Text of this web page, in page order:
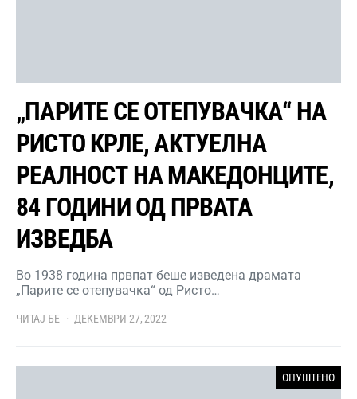
„ПАРИТЕ СЕ ОТЕПУВАЧКА“ НА
РИСТО КРЛЕ, АКТУЕЛНА
РЕАЛНОСТ НА МАКЕДОНЦИТЕ,
84 ГОДИНИ ОД ПРВАТА
ИЗВЕДБА
Во 1938 година првпат беше изведена драмата
„Парите се отепувачка“ од Ристо…
ЧИТАЈ БЕ ДЕКЕМВРИ 27, 2022
ОПУШТЕНО